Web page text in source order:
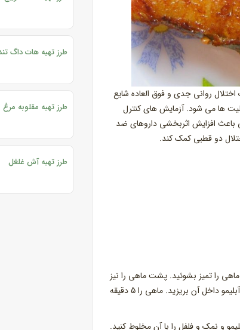
روانی جدی و فوق العاده شایع
ها می شود. آزمایش های کنترل
و به طور قابل توجهی باعث افزایش اثربخشی داروهای ضد
را تمیز بشوئید. پشت ماهی را نیز
یک چاک عمیق بدهید و استخوان ستون فقرات را جدا سازید. یک ظرف پر از آب حاضر کنید و نصف قاشق آبلیمو داخل آن بریزید. ماهی را 5 دقیقه
و نمک و فلفل را با آن مخلوط کنید.
طرز تهیه هات داگ
طرز تهیه مقلوبه
طرز تهیه آش غلغل